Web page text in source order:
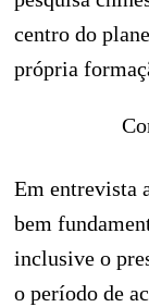
centro do
própria
Em entrevista
bem
inclusive o
o período de